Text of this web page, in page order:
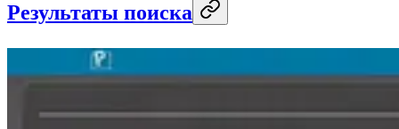
Результаты поиска